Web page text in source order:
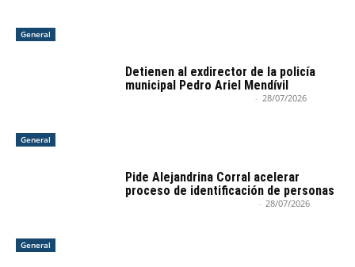
General
General
Detienen al exdirector de la policía
municipal Pedro Ariel Mendívil
- 28/07/2026
General
Pide Alejandrina Corral acelerar
proceso de identificación de personas
- 28/07/2026